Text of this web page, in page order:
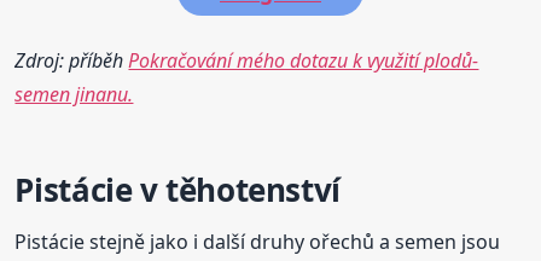
Zdroj: příběhPokračování mého dotazu k využití plodů-
semen jinanu.
Pistácie v těhotenství
Pistácie stejně jako i další druhy ořechů a semen jsou